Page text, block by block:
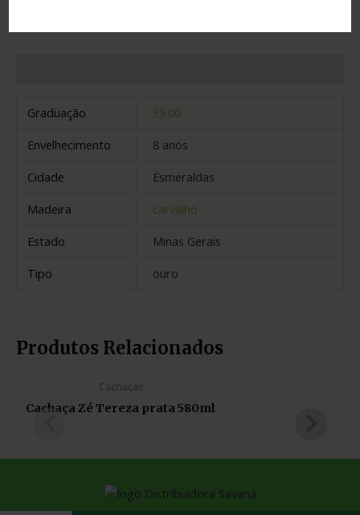
Graduação
39.00
Envelhecimento
8 anos
Cidade
Esmeraldas
Madeira
carvalho
Estado
Minas Gerais
Tipo
ouro
Produtos Relacionados
Cachaças
Cachaça Zé Tereza prata 580ml